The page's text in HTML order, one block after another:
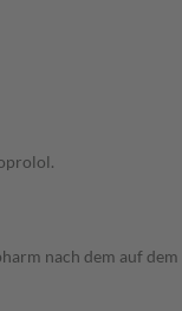
nach dem auf